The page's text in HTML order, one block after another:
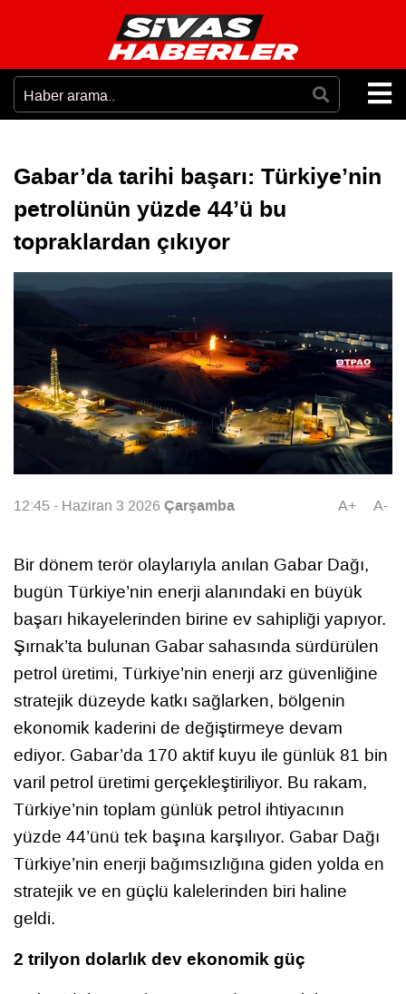
Gabar’da tarihi başarı: Türkiye’nin
petrolünün yüzde 44’ü bu
topraklardan çıkıyor
12:45 - Haziran 3 2026 Çarşamba A+ A-
Bir dönem terör olaylarıyla anılan Gabar Dağı,
bugün Türkiye’nin enerji alanındaki en büyük
başarı hikayelerinden birine ev sahipliği yapıyor.
Şırnak’ta bulunan Gabar sahasında sürdürülen
petrol üretimi, Türkiye’nin enerji arz güvenliğine
stratejik düzeyde katkı sağlarken, bölgenin
ekonomik kaderini de değiştirmeye devam
ediyor. Gabar’da 170 aktif kuyu ile günlük 81 bin
varil petrol üretimi gerçekleştiriliyor. Bu rakam,
Türkiye’nin toplam günlük petrol ihtiyacının
yüzde 44’ünü tek başına karşılıyor. Gabar Dağı
Türkiye’nin enerji bağımsızlığına giden yolda en
stratejik ve en güçlü kalelerinden biri haline
geldi.
2 trilyon dolarlık dev ekonomik güç